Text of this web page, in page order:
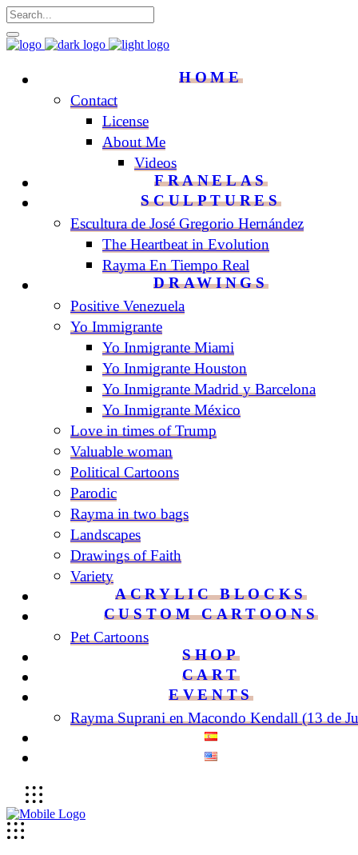
HOME
Contact
License
About Me
Videos
FRANELAS
SCULPTURES
Escultura de José Gregorio Hernández
The Heartbeat in Evolution
Rayma En Tiempo Real
DRAWINGS
Positive Venezuela
Yo Immigrante
Yo Inmigrante Miami
Yo Inmigrante Houston
Yo Inmigrante Madrid y Barcelona
Yo Inmigrante México
Love in times of Trump
Valuable woman
Political Cartoons
Parodic
Rayma in two bags
Landscapes
Drawings of Faith
Variety
ACRYLIC BLOCKS
CUSTOM CARTOONS
Pet Cartoons
SHOP
CART
EVENTS
Rayma Suprani en Macondo Kendall (13 de